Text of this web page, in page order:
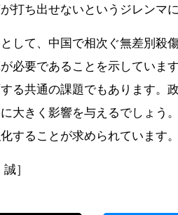
打ち出せないというジレンマ
して、中国で相次ぐ無差別殺
必要であることを示していま
る共通の課題でもあります。
大きく影響を与えるでしょう
することが求められています。
］